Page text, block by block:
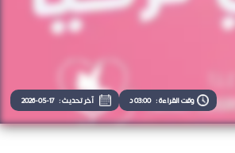
وقت القراءة : 03:00 د آخر تحديث : 2026-05-17